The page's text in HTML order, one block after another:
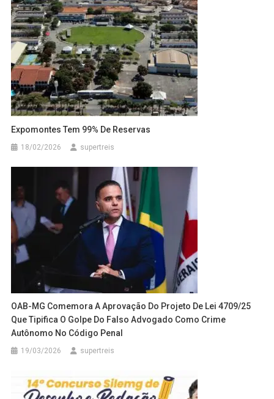
Expomontes Tem 99% De Reservas
18/02/2026 supertreis
OAB-MG Comemora A Aprovação Do Projeto De Lei 4709/25
Que Tipifica O Golpe Do Falso Advogado Como Crime
Autônomo No Código Penal
19/03/2026 supertreis